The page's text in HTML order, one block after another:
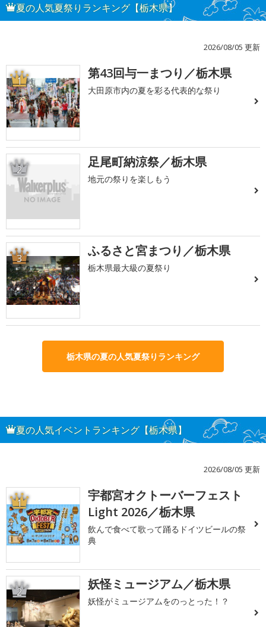
夏の人気夏祭りランキング【栃木県】
2026/08/05 更新
1 第43回与一まつり／栃木県
大田原市内の夏を彩る代表的な祭り
2 足尾町納涼祭／栃木県
地元の祭りを楽しもう
3 ふるさと宮まつり／栃木県
栃木県最大級の夏祭り
栃木県の夏の人気夏祭りランキング
夏の人気イベントランキング【栃木県】
2026/08/05 更新
1
宇都宮オクトーバーフェスト
Light 2026／栃木県
飲んで食べて歌って踊るドイツビールの祭
典
2 妖怪ミュージアム／栃木県
妖怪がミュージアムをのっとった！？